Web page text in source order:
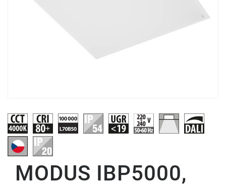
MODUS IBP5000,